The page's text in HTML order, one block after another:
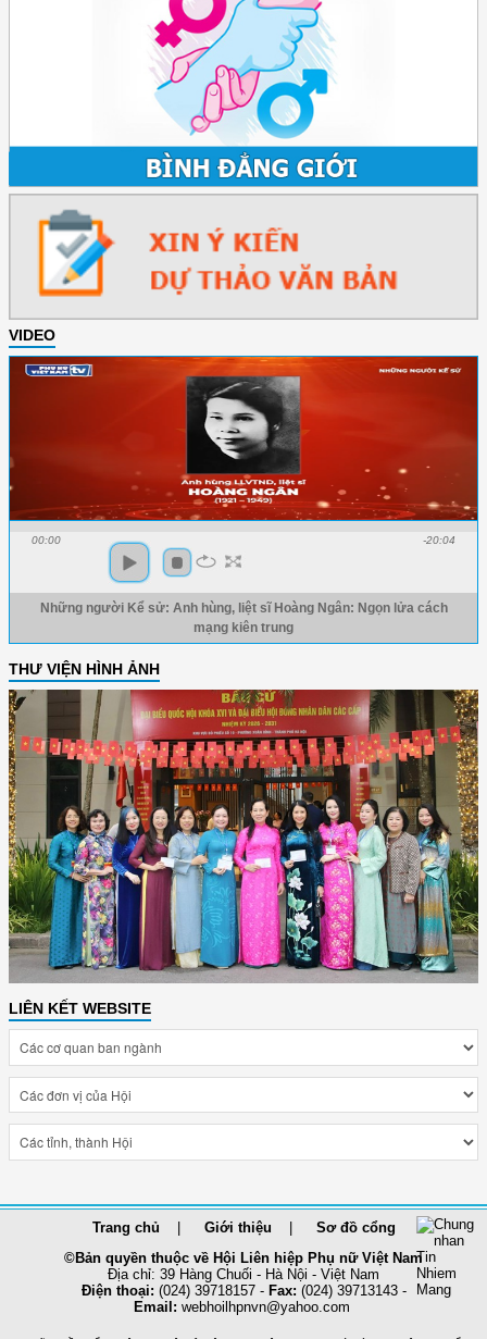
VIDEO
00:00 -20:04
Những người Kể sử: Anh hùng, liệt sĩ Hoàng Ngân: Ngọn lửa cách
mạng kiên trung
THƯ VIỆN HÌNH ẢNH
LIÊN KẾT WEBSITE
Trang chủ Giới thiệu
Sơ đồ cổng
©Bản quyền thuộc về Hội Liên hiệp Phụ nữ Việt Nam
Địa chỉ: 39 Hàng Chuối - Hà Nội - Việt Nam
Điện thoại: (024) 39718157 - Fax: (024) 39713143 -
Email: webhoilhpnvn@yahoo.com